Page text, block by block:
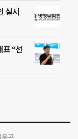
실시
“선